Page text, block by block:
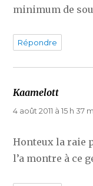
minimum de
Répondre
Kaamelott
4 août 2011 à 15 h 37
Honteux la raie
l’a montre à ce